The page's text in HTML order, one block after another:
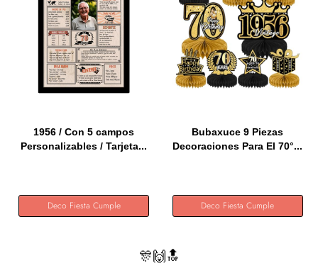
1956 / Con 5 campos
Personalizables / Tarjeta...
Deco Fiesta Cumple
Bubaxuce 9 Piezas
Decoraciones Para El 70°...
Deco Fiesta Cumple
🎊🙌🔝